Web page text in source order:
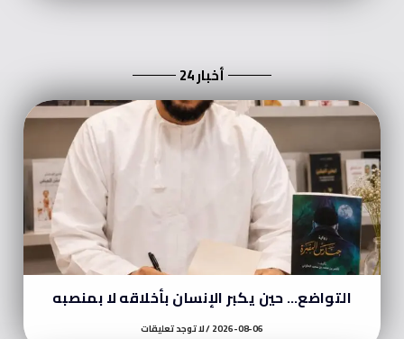
أخبار 24
التواضع… حين يكبر الإنسان بأخلاقه لا بمنصبه
2026-08-06 لا توجد تعليقات